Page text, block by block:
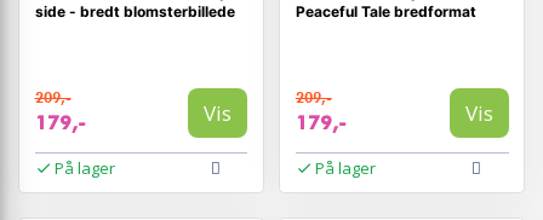
side - bredt blomsterbillede
209,-
179,- Vis
På lager
Peaceful Tale bredformat
209,-
179,- Vis
På lager